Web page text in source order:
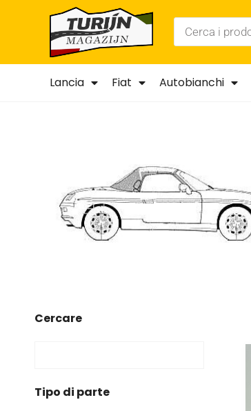
Lancia Fiat Autobianchi
Cercare
Tipo di parte